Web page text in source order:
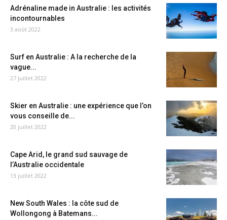
Adrénaline made in Australie : les activités
incontournables
3 août 2022
Surf en Australie : A la recherche de la
vague...
27 juillet 2022
Skier en Australie : une expérience que l’on
vous conseille de...
20 juillet 2022
Cape Arid, le grand sud sauvage de
l’Australie occidentale
13 juillet 2022
New South Wales : la côte sud de
Wollongong à Batemans...